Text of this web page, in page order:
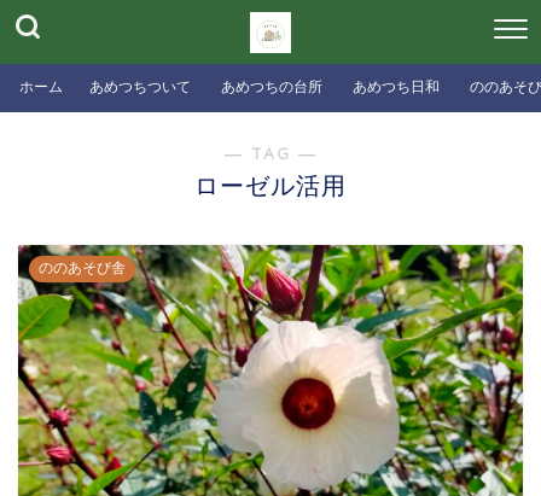
ホーム あめつちついて あめつちの台所 あめつち日和 ののあそ
― TAG ―
ローゼル活用
ののあそび舎